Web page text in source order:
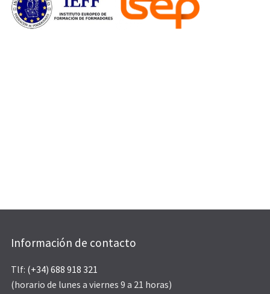
Información de contacto
Tlf: (+34) 688 918 321
(horario de lunes a viernes 9 a 21 horas)